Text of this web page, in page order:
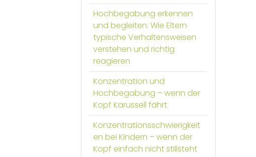
Hochbegabung erkennen
und begleiten: Wie Eltern
typische Verhaltensweisen
verstehen und richtig
reagieren
Konzentration und
Hochbegabung – wenn der
Kopf Karussell fährt
Konzentrationsschwierigkeit
en bei Kindern – wenn der
Kopf einfach nicht stillsteht